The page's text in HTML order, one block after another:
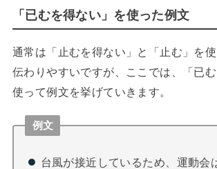
「已むを得ない」を使った例文
通常は「止むを得ない」と「止む」を
伝わりやすいですが、ここでは、「已
使って例文を挙げていきます。
例文
台風が接近しているため、運動会